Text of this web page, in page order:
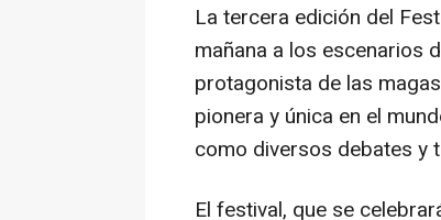
La tercera edición del
mañana a los escenarios
protagonista de las
pionera y única en el
como diversos debates y
El festival, que se